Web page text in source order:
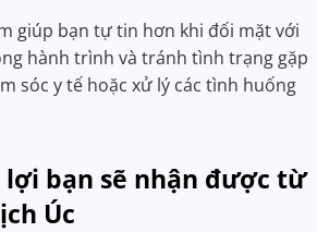
giúp bạn tự tin hơn khi đối mặt với
hành trình và tránh tình trạng gặp
sóc y tế hoặc xử lý các tình huống
bạn sẽ nhận được từ
Úc